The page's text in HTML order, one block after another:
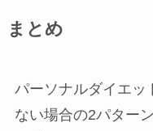
まとめ
パーソナルダイエッ
ない場合の2パター